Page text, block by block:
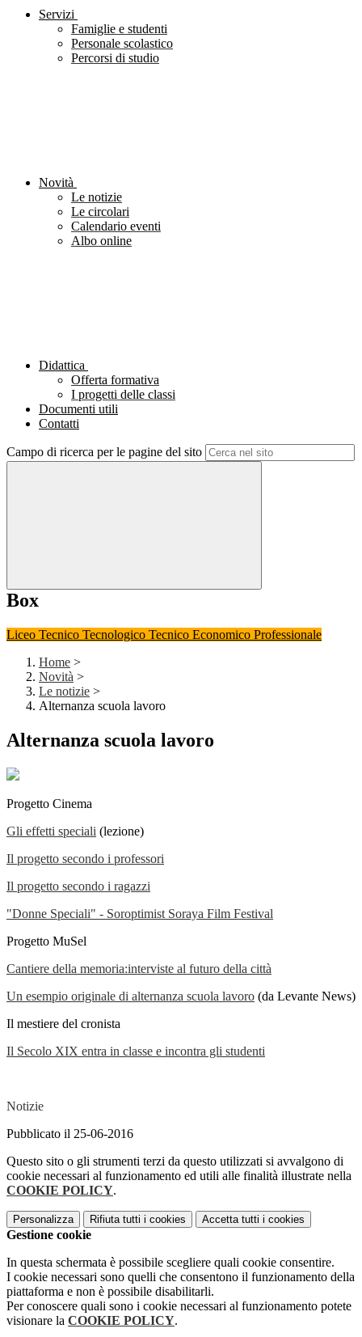
Servizi
Famiglie e studenti
Personale scolastico
Percorsi di studio
Novità
Le notizie
Le circolari
Calendario eventi
Albo online
Didattica
Offerta formativa
I progetti delle classi
Documenti utili
Contatti
Campo di ricerca per le pagine del sito
Box
Liceo Tecnico Tecnologico Tecnico Economico Professionale
Home >
Novità >
Le notizie >
Alternanza scuola lavoro
Alternanza scuola lavoro
Progetto Cinema
Gli effetti speciali (lezione)
Il progetto secondo i professori
Il progetto secondo i ragazzi
"Donne Speciali" - Soroptimist Soraya Film Festival
Progetto MuSel
Cantiere della memoria:interviste al futuro della città
Un esempio originale di alternanza scuola lavoro (da Levante News)
Il mestiere del cronista
Il Secolo XIX entra in classe e incontra gli studenti
Notizie
Pubblicato il 25-06-2016
Questo sito o gli strumenti terzi da questo utilizzati si avvalgono di
cookie necessari al funzionamento ed utili alle finalità illustrate nella
COOKIE POLICY.
Personalizza Rifiuta tutti i cookies Accetta tutti i cookies
Gestione cookie
In questa schermata è possibile scegliere quali cookie consentire.
I cookie necessari sono quelli che consentono il funzionamento della
piattaforma e non è possibile disabilitarli.
Per conoscere quali sono i cookie necessari al funzionamento potete
visionare la COOKIE POLICY.